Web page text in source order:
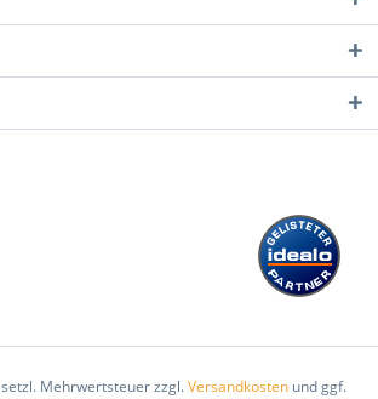
Mehrwertsteuer zzgl.Versandkosten und ggf.